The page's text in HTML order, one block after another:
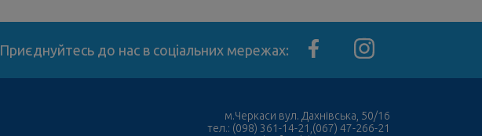
Приєднуйтесь до нас в соціальних мережах:
м.Черкаси вул. Дахнівська, 50/16
тел.: (098) 361-14-21,(067) 47-266-21